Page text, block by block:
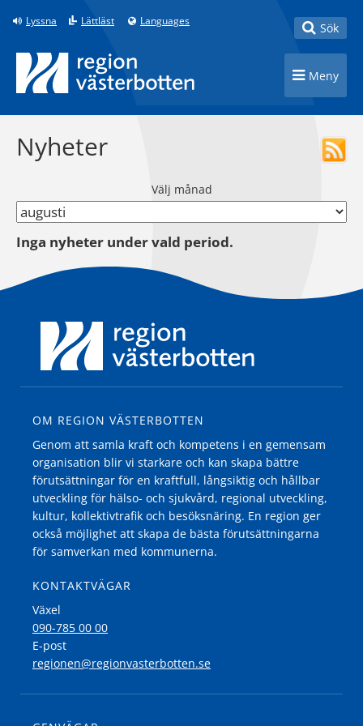
Till innehåll på sidan
Lyssna Lättläst Languages Toggle
Sök
Toggle
Meny
Nyheter
Välj månad
Inga nyheter under vald period.
OM REGION VÄSTERBOTTEN
Genom att samla kraft och kompetens i en gemensam
organisation blir vi starkare och kan skapa bättre
förutsättningar för en kraftfull, långsiktig och hållbar
utveckling för hälso- och sjukvård, regional utveckling,
kultur, kollektivtrafik och besöksnäring. En region ger
också möjlighet att skapa de bästa förutsättningarna
för samverkan med kommunerna.
KONTAKTVÄGAR
Växel
090-785 00 00
E-post
regionen@regionvasterbotten.se